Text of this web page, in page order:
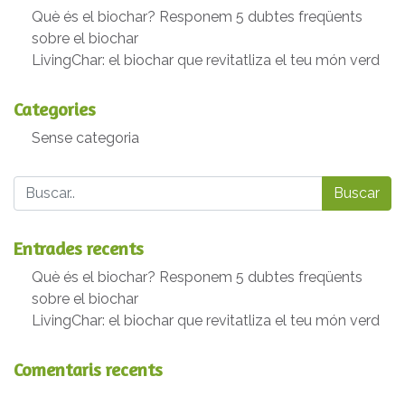
Què és el biochar? Responem 5 dubtes freqüents
sobre el biochar
LivingChar: el biochar que revitatliza el teu món verd
Categories
Sense categoria
Buscar
Entrades recents
Què és el biochar? Responem 5 dubtes freqüents
sobre el biochar
LivingChar: el biochar que revitatliza el teu món verd
Comentaris recents